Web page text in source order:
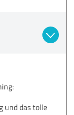
und das tolle